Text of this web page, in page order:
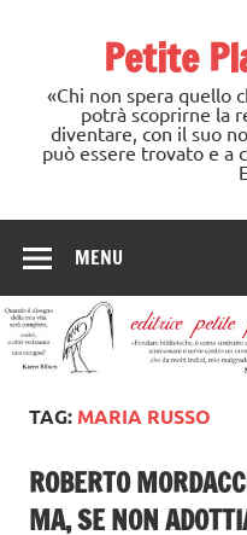
Petite
«Chi non spera quello
potrà scoprirne la
diventare, con il suo
può essere trovato e a
MENU
TAG: MARIA RUSSO
ROBERTO
MA, SE NON